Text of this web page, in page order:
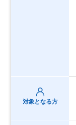
対象となる方